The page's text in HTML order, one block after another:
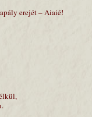
erejét – Aiaié!